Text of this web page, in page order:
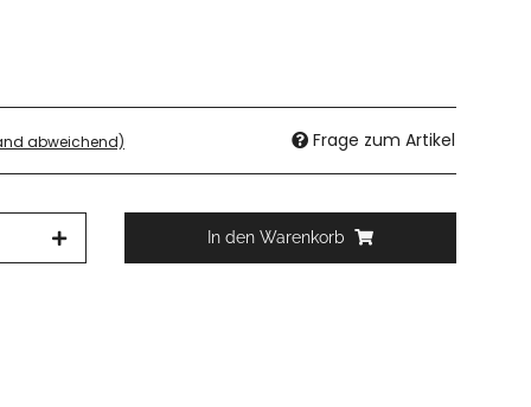
abweichend) Frage zum Artikel
In den Warenkorb